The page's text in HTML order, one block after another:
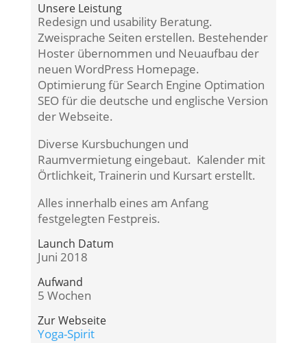
Unsere Leistung
Redesign und usability Beratung.
Zweisprache Seiten erstellen. Bestehender
Hoster übernommen und Neuaufbau der
neuen WordPress Homepage.
Optimierung für Search Engine Optimation
SEO für die deutsche und englische Version
der Webseite.
Diverse Kursbuchungen und
Raumvermietung eingebaut. Kalender mit
Örtlichkeit, Trainerin und Kursart erstellt.
Alles innerhalb eines am Anfang
festgelegten Festpreis.
Launch Datum
Juni 2018
Aufwand
5 Wochen
Zur Webseite
Yoga-Spirit